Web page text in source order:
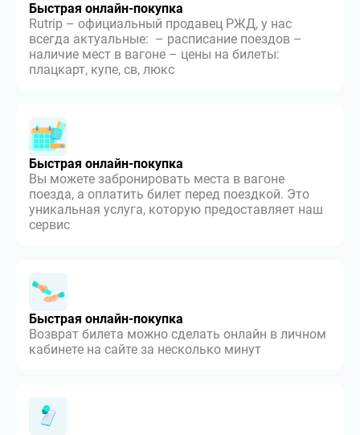
Быстрая онлайн-покупка
Rutrip – официальный продавец РЖД, у нас
всегда актуальные: – расписание поездов –
наличие мест в вагоне – цены на билеты:
плацкарт, купе, св, люкс
Быстрая онлайн-покупка
Вы можете забронировать места в вагоне
поезда, а оплатить билет перед поездкой. Это
уникальная услуга, которую предоставляет наш
сервис
Быстрая онлайн-покупка
Возврат билета можно сделать онлайн в личном
кабинете на сайте за несколько минут